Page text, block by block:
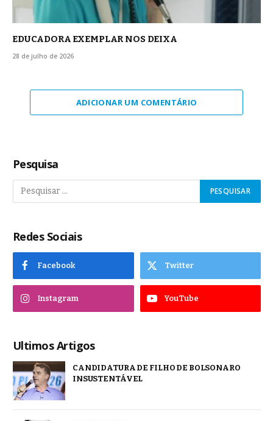
EDUCADORA EXEMPLAR NOS DEIXA
28 de julho de 2026
ADICIONAR UM COMENTÁRIO
Pesquisa
Redes Sociais
Facebook Twitter
Instagram YouTube
Ultimos Artigos
CANDIDATURA DE FILHO DE BOLSONARO
INSUSTENTÁVEL